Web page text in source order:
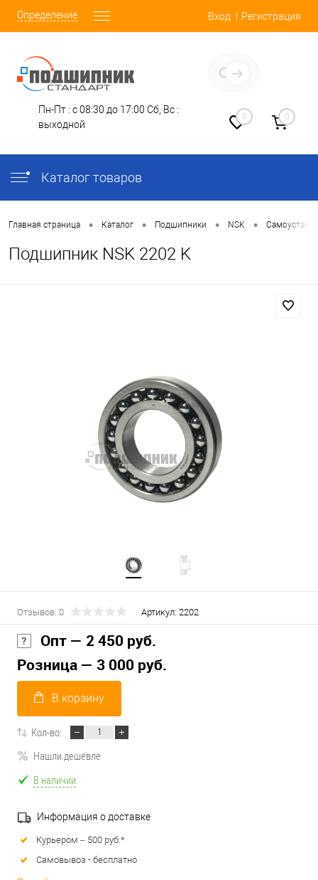
Определение Вход Регистрация
Пн-Пт : с 08:30 до 17:00 Сб, Вс :
выходной
0 0
Каталог товаров
Главная страница • Каталог • Подшипники • NSK •
Подшипник NSK 2202 K
Отзывов: 0 Артикул: 2202
Опт — 2 450 руб.
Розница — 3 000 руб.
В корзину
Кол-во:
Нашли дешевле
В наличии
Информация о доставке
Курьером – 500 руб.*
Самовывоз - бесплатно